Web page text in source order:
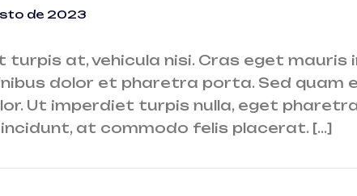
de 2023
turpis at, vehicula nisi. Cras eget mauris
dolor et pharetra porta. Sed quam
Ut imperdiet turpis nulla, eget
at commodo felis placerat. […]